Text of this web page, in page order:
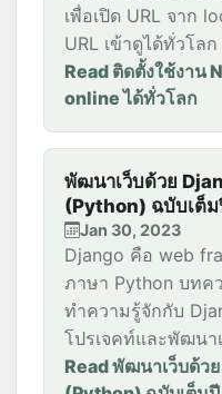
เพื่อเปิด URL จาก
URL เข้าดูได้ทั่วโลก
Read ติดตั้งใช้งาน
online ได้ทั่วโลก
พัฒนาเว็บด้วย
(Python) ฉบับเต็
Jan 30, 2023
Django คือ web
ภาษา Python บทค
ทำความรู้จักกับ
โปรเจคท์และพัฒนา
Read พัฒนาเว็บด้ว